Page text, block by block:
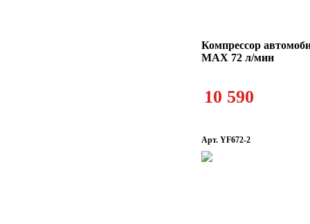
Компрессор
MAX 72 л/мин
10 590
Арт. YF672-2